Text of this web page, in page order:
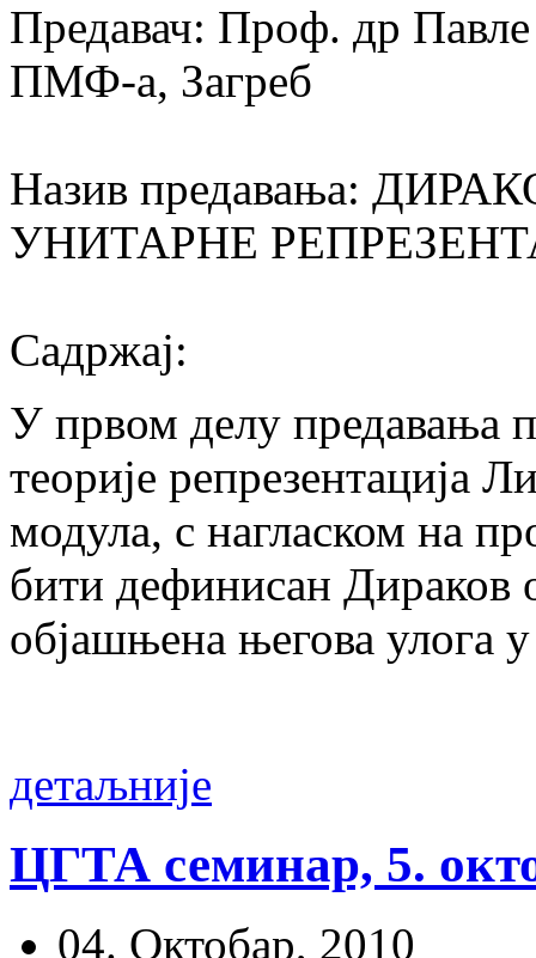
Предавач: Проф. др
ПМФ-а, Загреб
Назив предавања:
УНИТАРНЕ
Садржај:
У првом делу предавања
теорије репрезентација
модула, с нагласком на
бити дефинисан Дираков
објашњена његова улога
детаљније
ЦГТА семинар, 5.
04. Октобар, 2010